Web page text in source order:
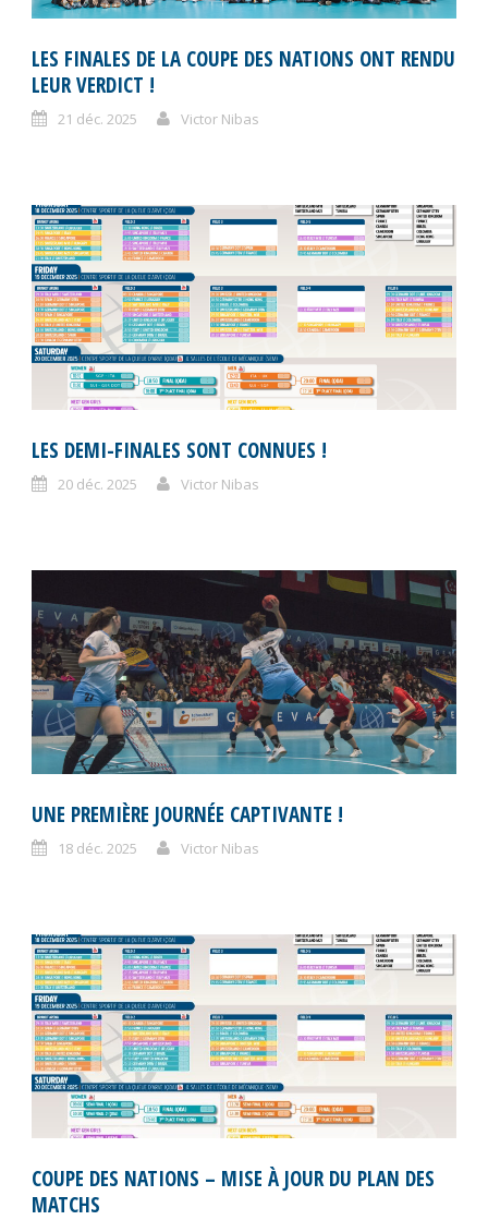
LES FINALES DE LA COUPE DES NATIONS ONT RENDU
LEUR VERDICT !
21 déc. 2025 Victor Nibas
LES DEMI-FINALES SONT CONNUES !
20 déc. 2025 Victor Nibas
UNE PREMIÈRE JOURNÉE CAPTIVANTE !
18 déc. 2025 Victor Nibas
COUPE DES NATIONS – MISE À JOUR DU PLAN DES
MATCHS